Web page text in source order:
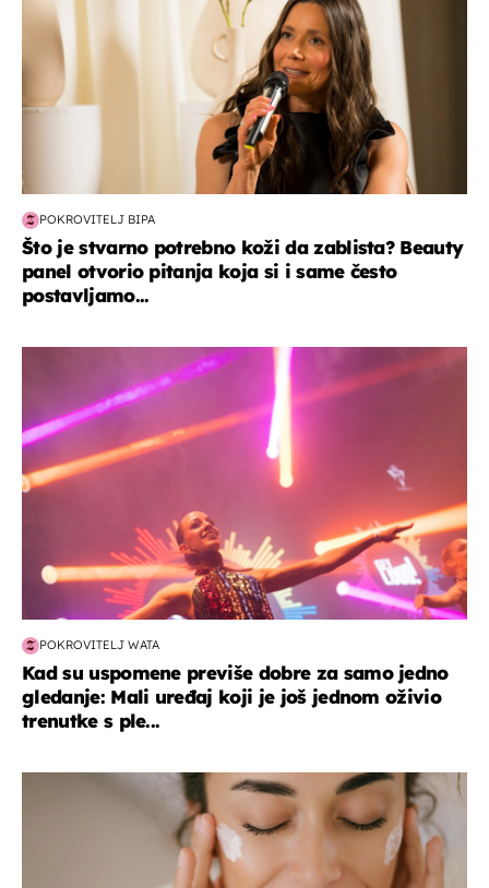
POKROVITELJ BIPA
Što je stvarno potrebno koži da zablista? Beauty
panel otvorio pitanja koja si i same često
postavljamo...
POKROVITELJ WATA
Kad su uspomene previše dobre za samo jedno
gledanje: Mali uređaj koji je još jednom oživio
trenutke s ple...
moda & ljepota